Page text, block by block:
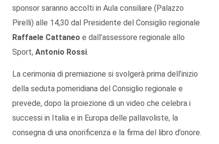
sponsor saranno accolti in Aula consiliare (Palazzo
Pirelli) alle 14,30 dal Presidente del Consiglio regionale
Raffaele Cattaneo e dall’assessore regionale allo
Sport, Antonio Rossi.
La cerimonia di premiazione si svolgerà prima dell’inizio
della seduta pomeridiana del Consiglio regionale e
prevede, dopo la proiezione di un video che celebra i
successi in Italia e in Europa delle pallavoliste, la
consegna di una onorificenza e la firma del libro d’onore.